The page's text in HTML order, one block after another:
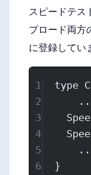
スピードテス
プロード両方
に登録してい
1 type
2
3
4
5
6
}